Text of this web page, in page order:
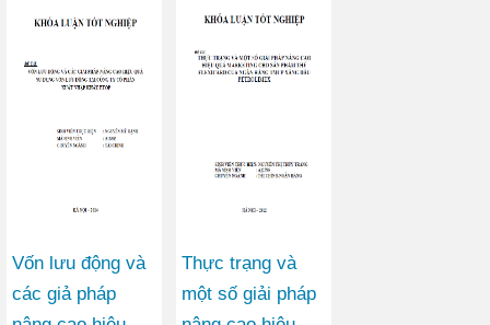
Vốn lưu động và
các giả pháp
Thực trạng và
một số giải pháp